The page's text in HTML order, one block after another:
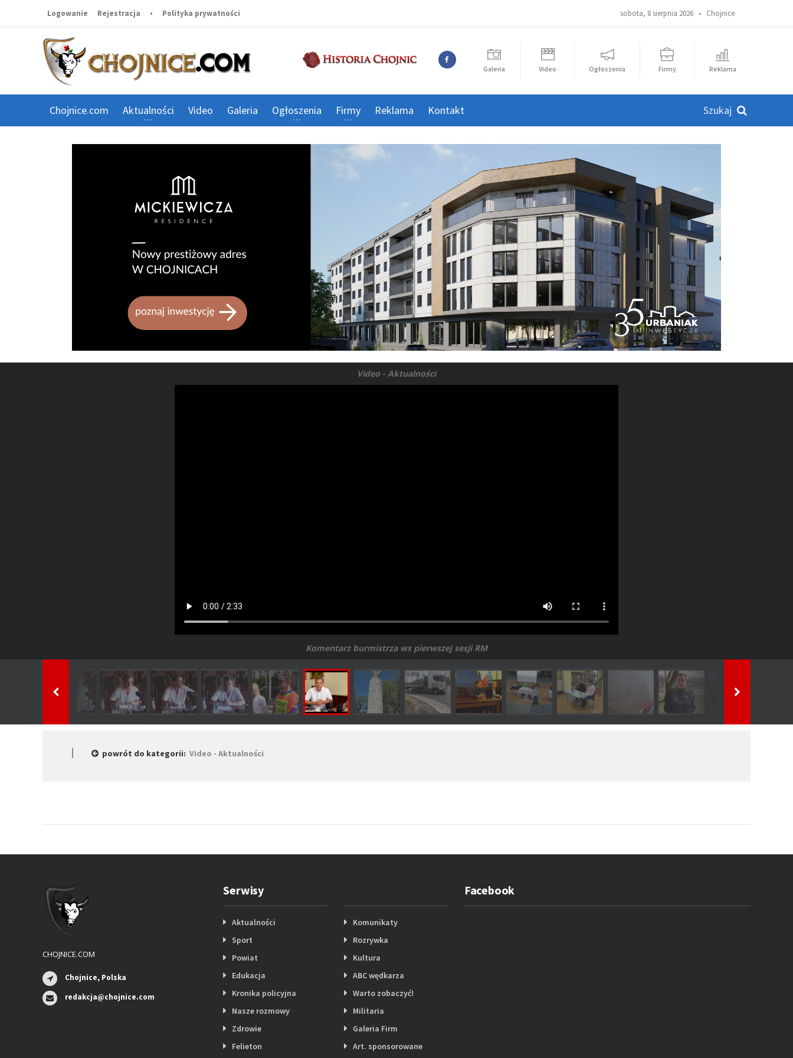
sobota, 8 sierpnia 2026 • Chojnice
Logowanie Rejestracja • Polityka prywatności
Galeria Video Ogłoszenia Firmy Reklama
Chojnice.com Aktualności Video Galeria Ogłoszenia Firmy Reklama Kontakt
Video - Aktualności
Komentarz burmistrza ws pierwszej sesji RM
powrót do kategorii: Video - Aktualności
CHOJNICE.COM
Chojnice, Polska
redakcja@chojnice.com
Serwisy
Aktualności
Sport
Powiat
Edukacja
Kronika policyjna
Nasze rozmowy
Zdrowie
Felieton
Komunikaty
Rozrywka
Kultura
ABC wędkarza
Warto zobaczyć!
Militaria
Galeria Firm
Art. sponsorowane
Facebook